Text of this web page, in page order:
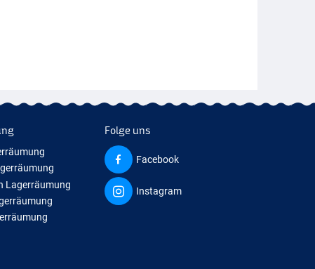
Lagerräumung
Folge uns
Facebook
Instagram